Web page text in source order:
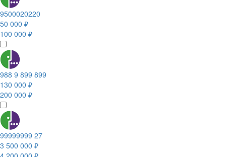
9500020220
50 000 ₽
100 000 ₽
988 9 899 899
130 000 ₽
200 000 ₽
99999999 27
3 500 000 ₽